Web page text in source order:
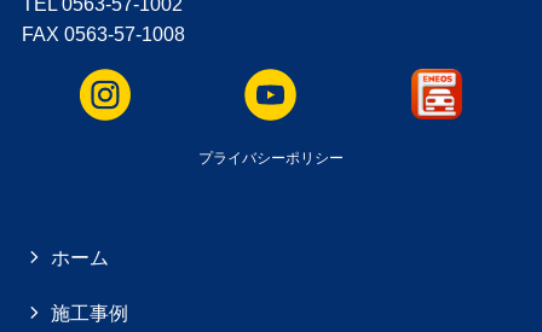
FAX 0563-57-1008
プライバシーポリシー
ホーム
施工事例